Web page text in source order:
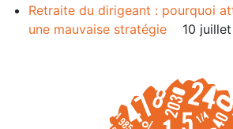
Retraite du dirigeant : pourquoi
une mauvaise stratégie
10